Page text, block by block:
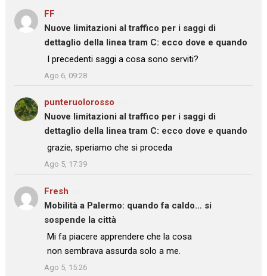
FF
Nuove limitazioni al traffico per i saggi di
dettaglio della linea tram C: ecco dove e quando
: “I precedenti saggi a cosa sono serviti?
Ago 6, 09:28
punteruolorosso
Nuove limitazioni al traffico per i saggi di
dettaglio della linea tram C: ecco dove e quando
: “
grazie, speriamo che si proceda
”
Ago 5, 17:39
Fresh
Mobilità a Palermo: quando fa caldo… si
sospende la città
: “
Mi fa piacere apprendere che la cosa
non sembrava assurda solo a me.
”
Ago 5, 15:26